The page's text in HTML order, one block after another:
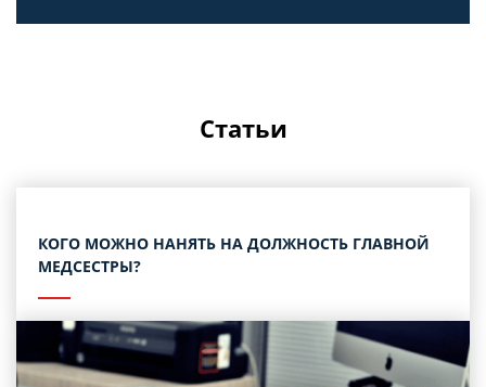
Статьи
КОГО МОЖНО НАНЯТЬ НА ДОЛЖНОСТЬ ГЛАВНОЙ
МЕДСЕСТРЫ?